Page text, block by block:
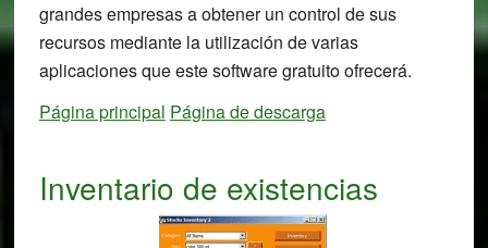
grandes empresas a obtener un control de sus
recursos mediante la utilización de varias
aplicaciones que este software gratuito ofrecerá.
Página principal Página de descarga
Inventario de existencias